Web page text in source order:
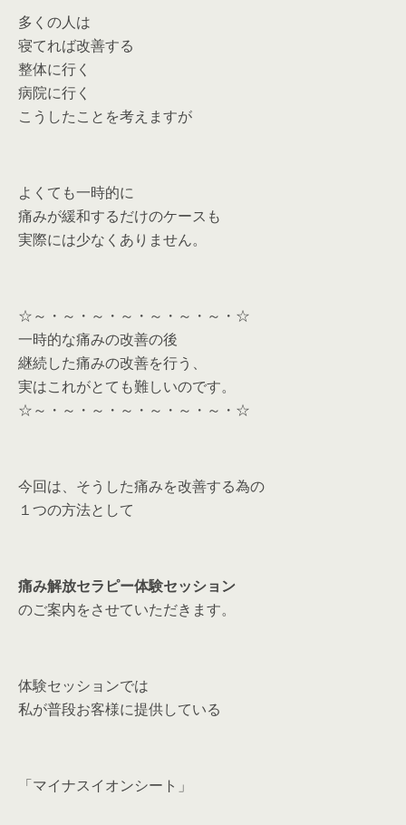
多くの人は
寝てれば改善する
整体に行く
病院に行く
こうしたことを考えますが
よくても一時的に
痛みが緩和するだけのケースも
実際には少なくありません。
☆～・～・～・～・～・～・～・☆
一時的な痛みの改善の後
継続した痛みの改善を行う、
実はこれがとても難しいのです。
☆～・～・～・～・～・～・～・☆
今回は、そうした痛みを改善する為の
１つの方法として
痛み解放セラピー体験セッション
のご案内をさせていただきます。
体験セッションでは
私が普段お客様に提供している
「マイナスイオンシート」